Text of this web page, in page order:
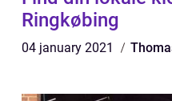
Ringkøbing
04 january 2021